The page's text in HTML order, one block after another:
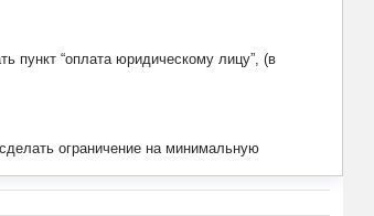
пункт “оплата юридическому лицу”, (в
ограничение на минимальную